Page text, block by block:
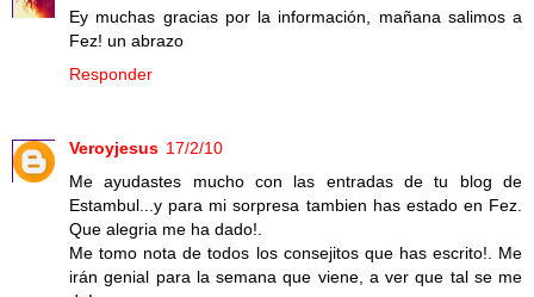
Ey muchas gracias por la información, mañana salimos a
Fez! un abrazo
Responder
Veroyjesus 17/2/10
Me ayudastes mucho con las entradas de tu blog de
Estambul...y para mi sorpresa tambien has estado en Fez.
Que alegria me ha dado!.
Me tomo nota de todos los consejitos que has escrito!. Me
irán genial para la semana que viene, a ver que tal se me